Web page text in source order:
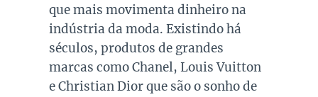
que mais movimenta dinheiro na
indústria da moda. Existindo há
séculos, produtos de grandes
marcas como Chanel, Louis Vuitton
e Christian Dior que são o sonho de